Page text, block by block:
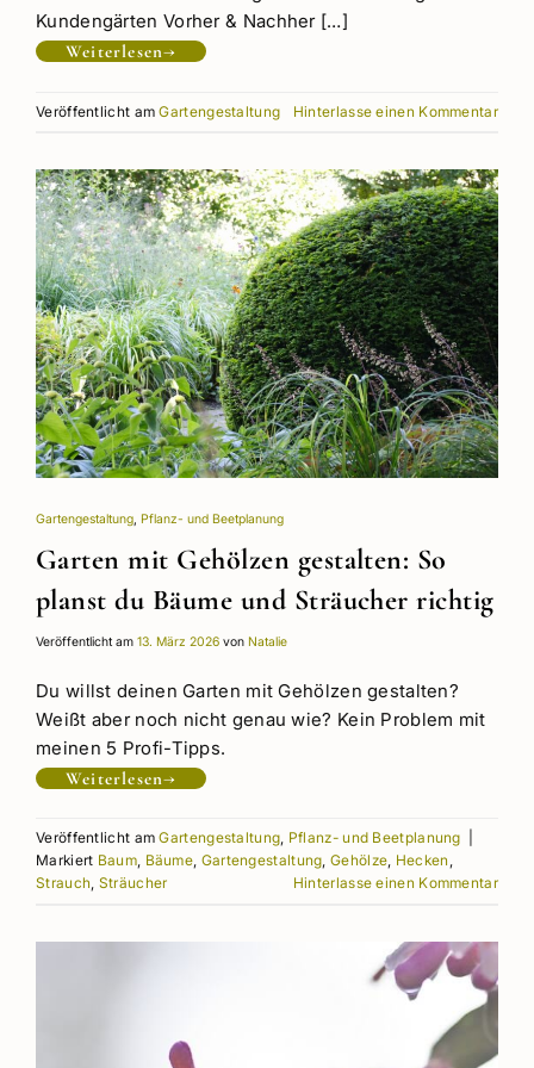
Kundengärten Vorher & Nachher […]
Weiterlesen→
Veröffentlicht amGartengestaltung Hinterlasse einen Kommentar
Gartengestaltung, Pflanz- und Beetplanung
Garten mit Gehölzen gestalten: So
planst du Bäume und Sträucher richtig
Veröffentlicht am 13. März 2026 von Natalie
Du willst deinen Garten mit Gehölzen gestalten?
Weißt aber noch nicht genau wie? Kein Problem mit
meinen 5 Profi-Tipps.
Weiterlesen→
Veröffentlicht amGartengestaltung, Pflanz- und Beetplanung
Markiert Baum, Bäume, Gartengestaltung,Gehölze, Hecken,
Strauch, Sträucher Hinterlasse einen Kommentar